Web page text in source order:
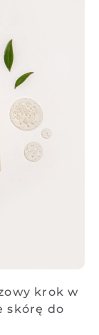
krok w
skórę do